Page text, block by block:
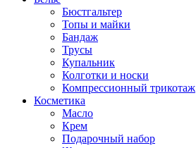
Бюстгальтер
Топы и майки
Бандаж
Трусы
Купальник
Колготки и носки
Компрессионный трикотаж
Косметика
Масло
Крем
Подарочный набор